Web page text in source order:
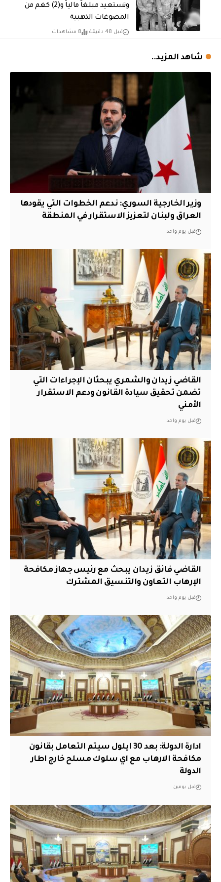
وتستعيد مبلغاً مالياً و(2) كغم من
المصوغات الذهبية
قبل 48 دقيقة 8 مشاهدات
شاهد المزيد..
وزير الخارجية السوري: ندعم الخطوات التي يقودها
العراق ولبنان لتعزيز الاستقرار في المنطقة
قبل يوم واحد
القاضي زيدان والشمري يبحثان الإجراءات التي
تضمن تحقيق سيادة القانون ودعم الاستقرار
الأمني
قبل يوم واحد
القاضي فائق زيدان يبحث مع رئيس جهاز مكافحة
الإرهاب التعاون والتنسيق المشترك
قبل يوم واحد
ادارة الدولة: بعد 30 ايلول سيتم التعامل بقانون
مكافحة الارهاب مع اي سلوك مسلح خارج اطار
الدولة
قبل يومين